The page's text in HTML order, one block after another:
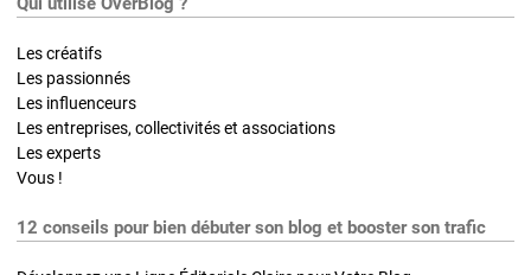
Les créatifs
Les passionnés
Les influenceurs
Les entreprises, collectivités et associations
Les experts
Vous !
12 conseils pour bien débuter son blog et booster son trafic